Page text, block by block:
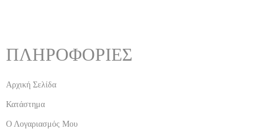
ΠΛΗΡΟΦΟΡΙΕΣ
Αρχική Σελίδα
Κατάστημα
Ο Λογαριασμός Μου